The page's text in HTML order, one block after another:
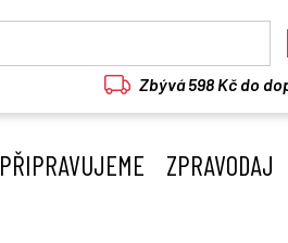
Zbývá 598 Kč do
PŘIPRAVUJEME ZPRAVODAJ